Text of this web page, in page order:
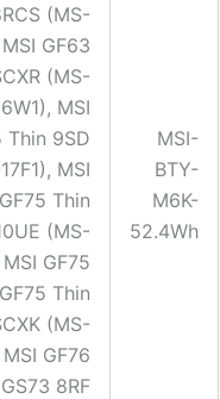
MSI-
BTY-
M6K-
52.4Wh
(MS-
GF63
(MS-
MSI
Thin 9SD
MSI
Thin
(MS-
GF75
Thin
(MS-
GF76
8RF